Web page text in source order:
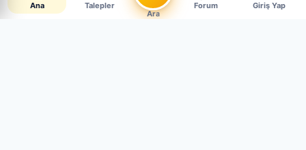
Ana
Talepler
Ara
Forum Giriş Yap